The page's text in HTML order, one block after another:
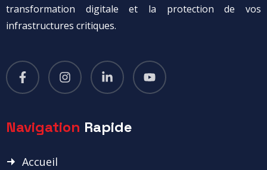
transformation digitale et la protection de vos
infrastructures critiques.
Navigation Rapide
Accueil